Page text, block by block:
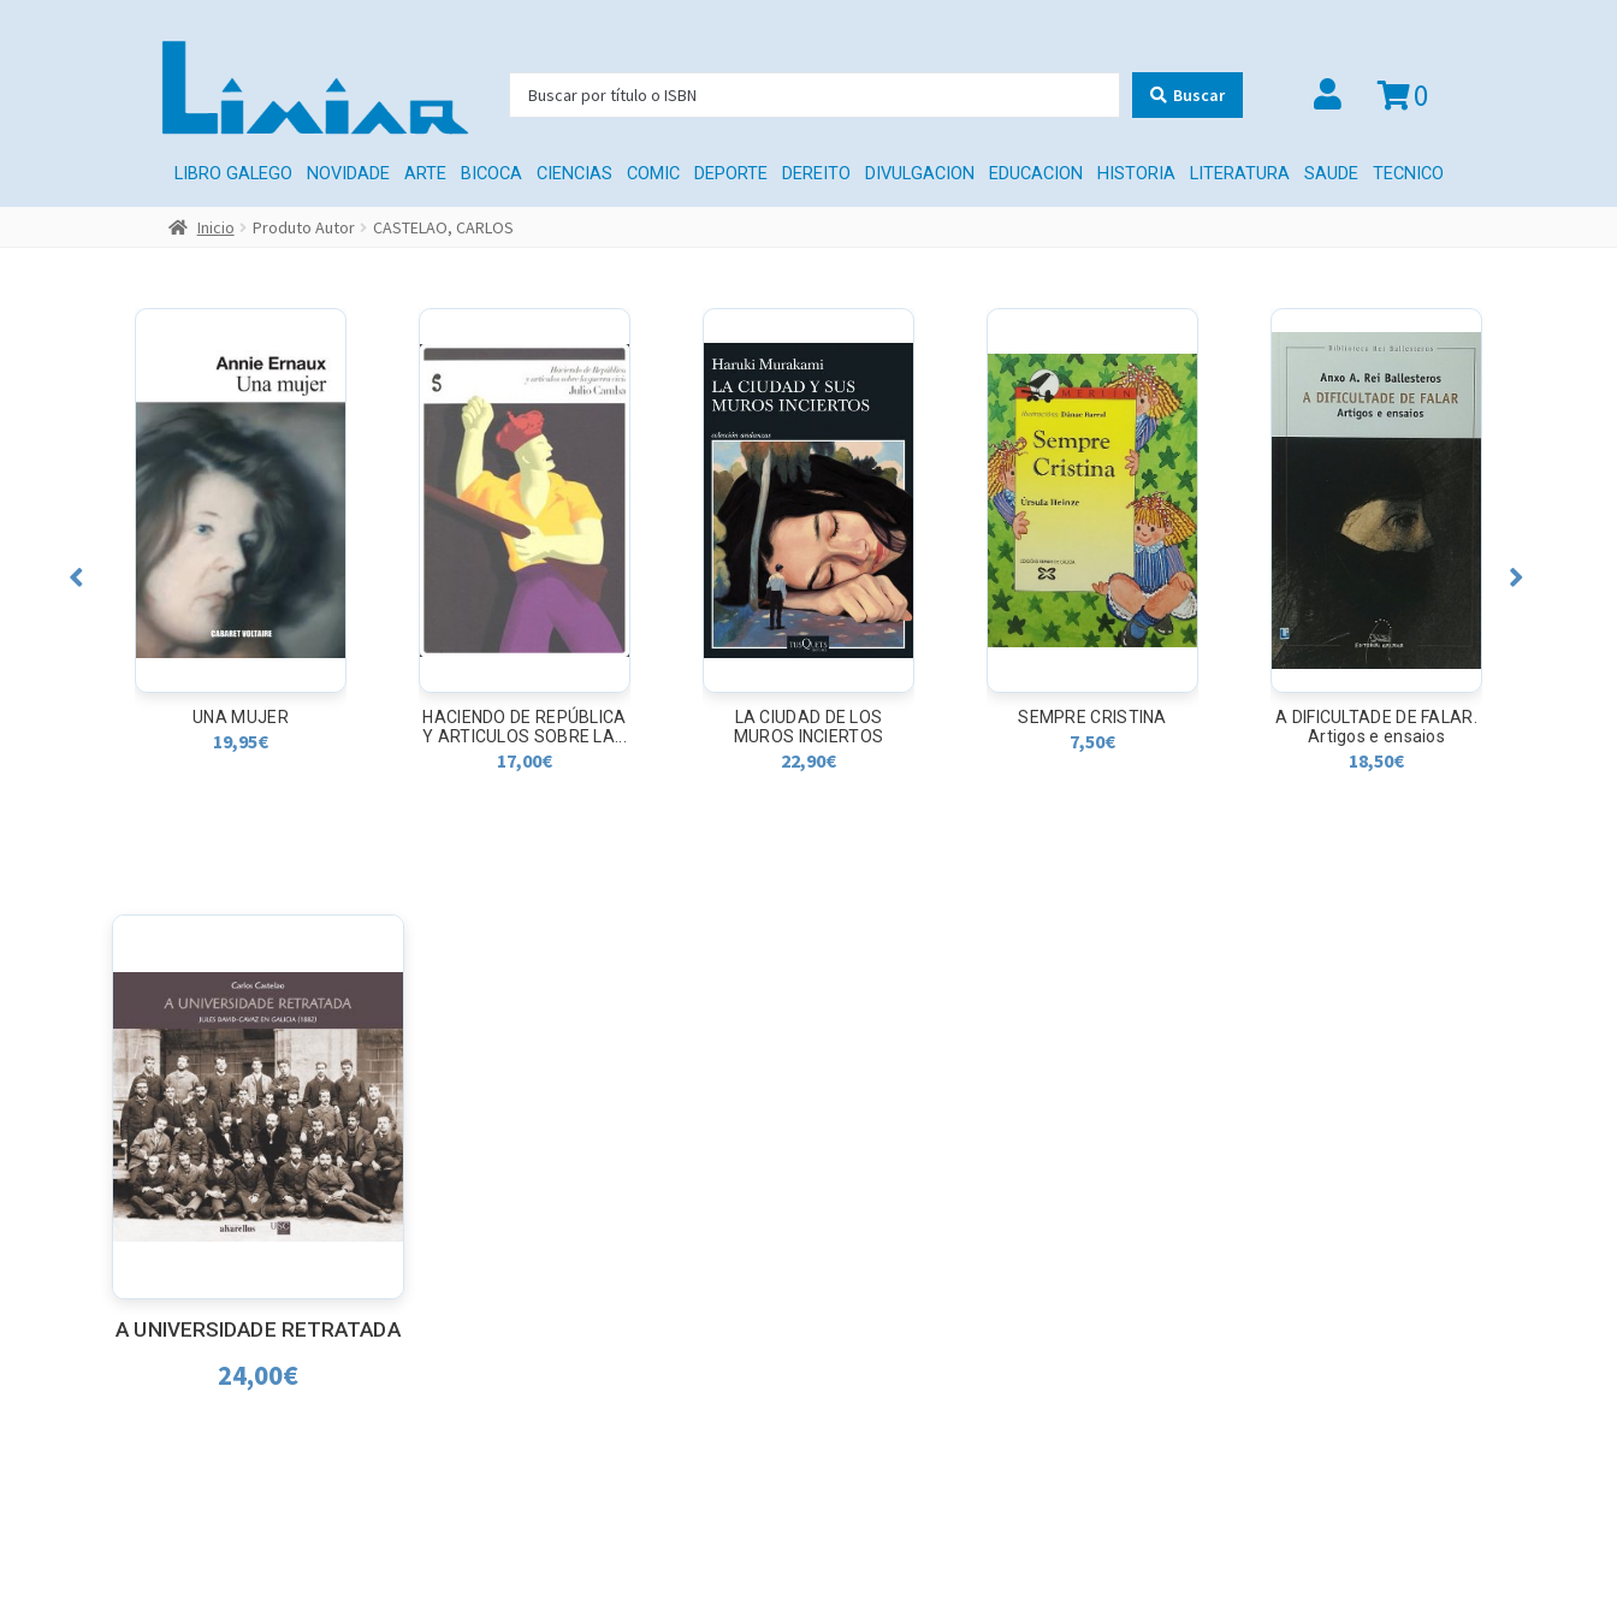
Buscar 0
LIBRO GALEGO NOVIDADE ARTE BICOCA CIENCIAS COMIC DEPORTE DEREITO DIVULGACION EDUCACION HISTORIA LITERATURA SAUDE TECNICO
Inicio Produto Autor CASTELAO, CARLOS
HACIENDO DE REPÚBLICA
Y ARTICULOS SOBRE LA...
LA CIUDAD DE LOS
MUROS INCIERTOS
22,90€
SEMPRE CRISTINA
7,50€
A DIFICULTADE DE FALAR.
Artigos e ensaios
A EXPEDICION DO
PACIFICO
12,30€
A UNIVERSIDADE RETRATADA
24,00€